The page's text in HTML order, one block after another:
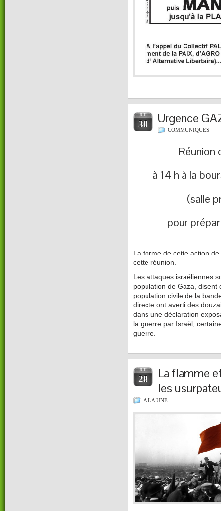
JUIL
30 Urgence
COMMUNIQUES
Réunion
à 14 h à la
(salle
pour
La forme de cette action
cette réunion.
Les attaques israéliennes
population de Gaza, disent
population civile de la
directe ont averti des
dans une déclaration
la guerre par Israël,
guerre.
JUIL
28
La flamme
les
A LA UNE